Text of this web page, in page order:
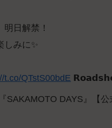
明日解禁！
しみに✨
t.co/QTstS00bdE
SAKAMOTO DAYS』【